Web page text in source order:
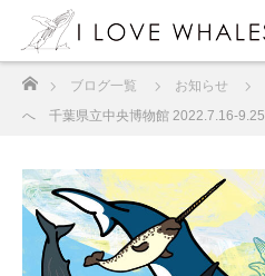
ブログ一覧 お知らせ
へ 千葉県立中央博物館 2022.7.16-9.25